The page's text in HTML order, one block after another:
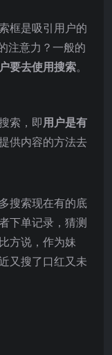
框是吸引用户的
注意力？一般的
要去使用搜索。
索，即用户是有
供内容的方法去
搜索现在有的底
下单记录，猜测
方说，作为妹
又搜了口红又未